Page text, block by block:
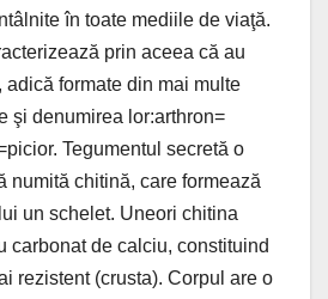
în toate mediile de viaţă.
prin aceea că au
adică formate din mai multe
şi denumirea lor:arthron=
Tegumentul secretă o
numită chitină, care formează
un schelet. Uneori chitina
carbonat de calciu, constituind
rezistent (crusta). Corpul are o